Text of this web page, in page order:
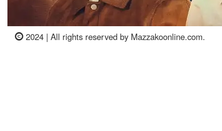
2024 | All rights reserved by Mazzakoonline.com.